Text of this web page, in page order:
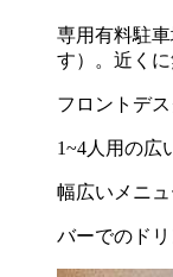
専用有料駐
す）。近く
フロントデ
1~4人用の広
幅広いメニ
バーでのド